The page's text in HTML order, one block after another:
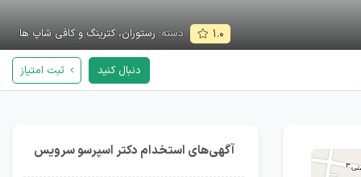
۱.۰ دسته: رستوران، کترینگ و کافی شاپ ها
دنبال کنید ثبت امتیاز
آگهی‌های استخدام دکتر اسپرسو سرویس